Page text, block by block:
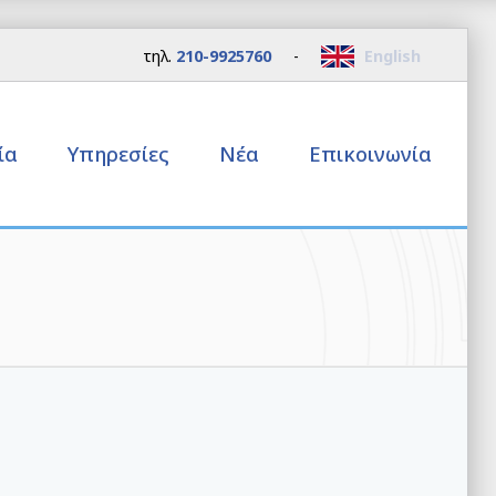
τηλ. 210-9925760- English
Υπηρεσίες Νέα Επικοινωνία